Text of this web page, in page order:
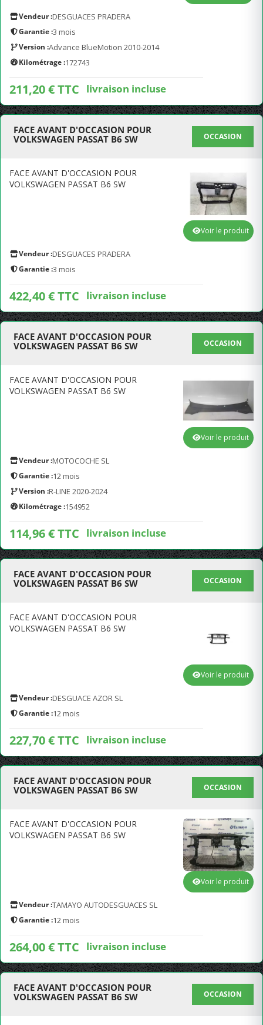
Vendeur :DESGUACES PRADERA
Garantie :3 mois
Version :Advance BlueMotion 2010-2014
Kilométrage :172743
211,20 € TTC livraison incluse
FACE AVANT D'OCCASION POUR
VOLKSWAGEN PASSAT B6 SW
OCCASION
FACE AVANT D'OCCASION POUR
VOLKSWAGEN PASSAT B6 SW
Vendeur :DESGUACES PRADERA
Garantie :3 mois
422,40 € TTC livraison incluse
Voir le produit
FACE AVANT D'OCCASION POUR
VOLKSWAGEN PASSAT B6 SW
OCCASION
FACE AVANT D'OCCASION POUR
VOLKSWAGEN PASSAT B6 SW
Vendeur :MOTOCOCHE SL
Garantie :12 mois
Version :R-LINE 2020-2024
Kilométrage :154952
114,96 € TTC livraison incluse
Voir le produit
FACE AVANT D'OCCASION POUR
VOLKSWAGEN PASSAT B6 SW
OCCASION
FACE AVANT D'OCCASION POUR
VOLKSWAGEN PASSAT B6 SW
Vendeur :DESGUACE AZOR SL
Garantie :12 mois
227,70 € TTC livraison incluse
Voir le produit
FACE AVANT D'OCCASION POUR
VOLKSWAGEN PASSAT B6 SW
OCCASION
FACE AVANT D'OCCASION POUR
VOLKSWAGEN PASSAT B6 SW
Vendeur :TAMAYO AUTODESGUACES SL
Garantie :12 mois
264,00 € TTC livraison incluse
Voir le produit
FACE AVANT D'OCCASION POUR
VOLKSWAGEN PASSAT B6 SW
OCCASION